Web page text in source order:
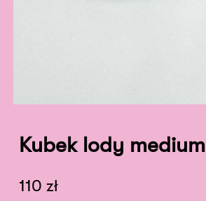
Kubek lody medium
110 zł